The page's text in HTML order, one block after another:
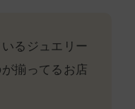
るジュエリー
揃ってるお店